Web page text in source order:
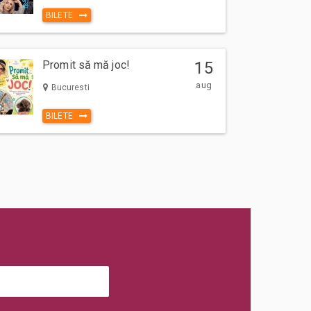
BILETE
Promit să mă joc!
Bucuresti
BILETE
15
aug